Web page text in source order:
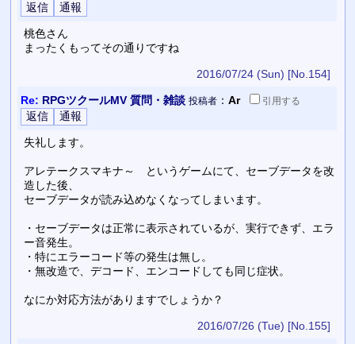
桃色さん
まったくもってその通りですね
2016/07/24 (Sun) [No.154]
Re: RPGツクールMV 質問・雑談 投稿者： Ar 引用する
失礼します。
アレテークスマキナ～ というゲームにて、セーブデータを改
造した後、
セーブデータが読み込めなくなってしまいます。
・セーブデータは正常に表示されているが、実行できず、エラ
ー音発生。
・特にエラーコード等の発生は無し。
・無改造で、デコード、エンコードしても同じ症状。
なにか対応方法がありますでしょうか？
2016/07/26 (Tue) [No.155]